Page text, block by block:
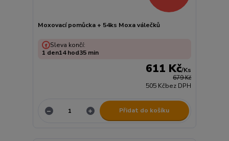
Moxovací pomůcka + 54ks Moxa válečků
679 Kč
611 Kč/Ks
505 Kčbez DPH
Sleva končí:
1 den14hod35 min
Přidat do košíku